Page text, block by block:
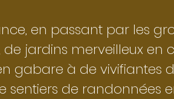
en passant par les
jardins merveilleux en
gabare à de vivifiantes
de randonnées